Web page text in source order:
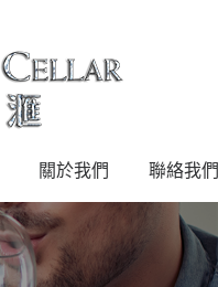
關於我們 聯絡我們